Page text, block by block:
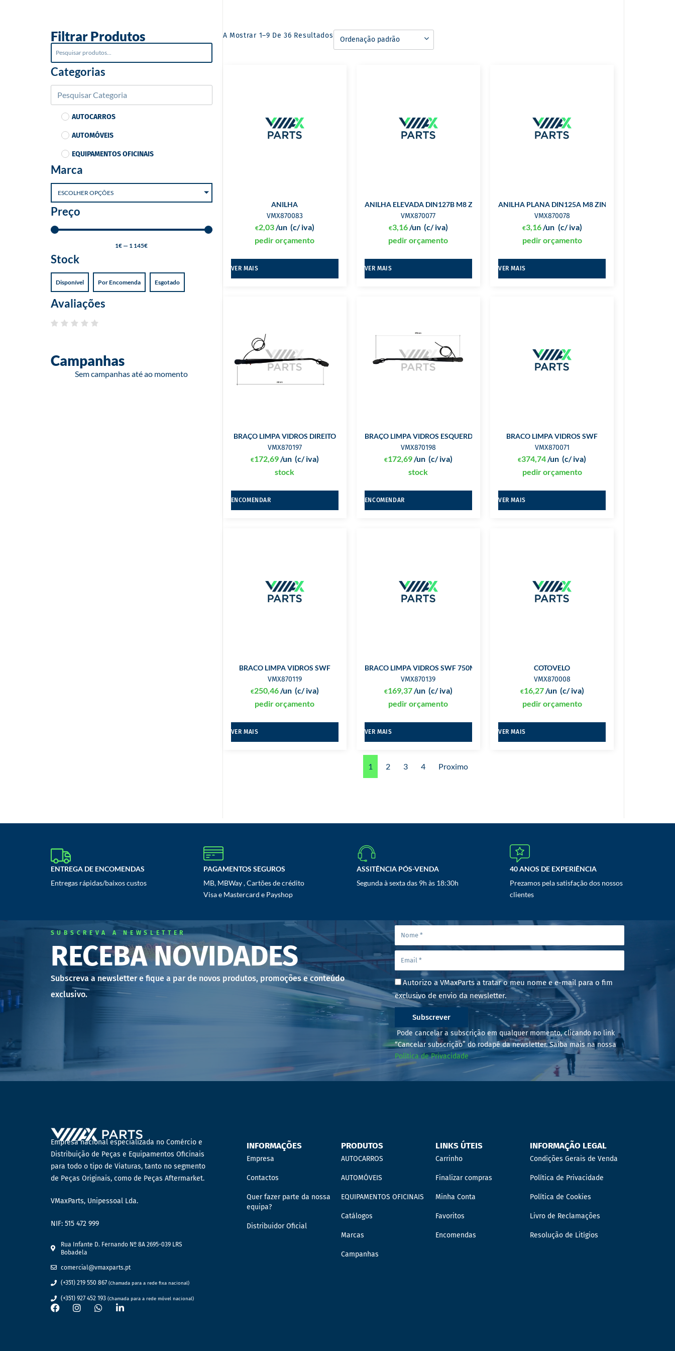
Filtrar Produtos
Categorias
AUTOCARROS
AUTOMÓVEIS
EQUIPAMENTOS OFICINAIS
Marca
ESCOLHER OPÇÕES
Preço
1€ — 1 145€
Stock
Disponível Por Encomenda Esgotado
Avaliações
Campanhas
Sem campanhas até ao momento
A Mostrar 1–9 De 36 Resultados
ANILHA
VMX870083
€2,03 (c/ iva)
/un
pedir orçamento
VER MAIS
ANILHA ELEVADA DIN127B M8 ZINCADA
VMX870077
€3,16 (c/ iva)
/un
pedir orçamento
VER MAIS
ANILHA PLANA DIN125A M8 ZINCADA
VMX870078
€3,16 (c/ iva)
/un
pedir orçamento
VER MAIS
BRAÇO LIMPA VIDROS DIREITO
VMX870197
€172,69 (c/ iva)
/un
stock
ENCOMENDAR
BRAÇO LIMPA VIDROS ESQUERDO
VMX870198
€172,69 (c/ iva)
/un
stock
ENCOMENDAR
BRACO LIMPA VIDROS SWF
VMX870071
€374,74 (c/ iva)
/un
pedir orçamento
VER MAIS
BRACO LIMPA VIDROS SWF
VMX870119
€250,46 (c/ iva)
/un
pedir orçamento
VER MAIS
BRACO LIMPA VIDROS SWF 750MM
VMX870139
€169,37 (c/ iva)
/un
pedir orçamento
VER MAIS
COTOVELO
VMX870008
€16,27 (c/ iva)
/un
pedir orçamento
VER MAIS
1 2 3 4 Proximo
ENTREGA DE ENCOMENDAS
Entregas rápidas/baixos custos
PAGAMENTOS SEGUROS
MB, MBWay , Cartões de crédito
Visa e Mastercard e Payshop
ASSITÊNCIA PÓS-VENDA
Segunda à sexta das 9h às 18:30h
40 ANOS DE EXPERIÊNCIA
Prezamos pela satisfação dos nossos
clientes
SUBSCREVA A NEWSLETTER
RECEBA NOVIDADES
Subscreva a newsletter e fique a par de novos produtos, promoções e conteúdo
exclusivo.
Autorizo a VMaxParts a tratar o meu nome e e-mail para o fim
exclusivo de envio da newsletter.
Subscrever
Pode cancelar a subscrição em qualquer momento, clicando no link
“Cancelar subscrição” do rodapé da newsletter. Saiba mais na nossa
Política de Privacidade
Empresa nacional especializada no Comércio e
Distribuição de Peças e Equipamentos Oficinais
para todo o tipo de Viaturas, tanto no segmento
de Peças Originais, como de Peças Aftermarket.
VMaxParts, Unipessoal Lda.
NIF: 515 472 999
Rua Infante D. Fernando Nº 8A 2695-039 LRS
Bobadela
comercial@vmaxparts.pt
(+351) 219 550 867 (Chamada para a rede fixa nacional)
(+351) 927 452 193 (Chamada para a rede móvel nacional)
INFORMAÇÕES
Empresa
Contactos
Quer fazer parte da nossa
equipa?
Distribuidor Oficial
PRODUTOS
AUTOCARROS
AUTOMÓVEIS
EQUIPAMENTOS OFICINAIS
Catálogos
Marcas
Campanhas
LINKS ÚTEIS
Carrinho
Finalizar compras
Minha Conta
Favoritos
Encomendas
INFORMAÇÃO LEGAL
Condições Gerais de Venda
Política de Privacidade
Política de Cookies
Livro de Reclamações
Resolução de Litígios